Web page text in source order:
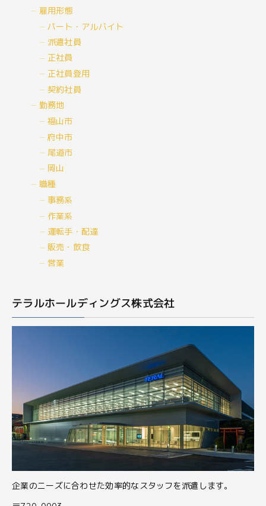
雇用形態
パート・アルバイト
派遣社員
正社員
正社員登用
契約社員
勤務地
福山市
府中市
尾道市
岡山
職種
事務系
作業系
運転手・配達
販売・飲食
営業
テラルホールディングス株式会社
企業のニーズに合わせた効率的なスタッフを派遣します。